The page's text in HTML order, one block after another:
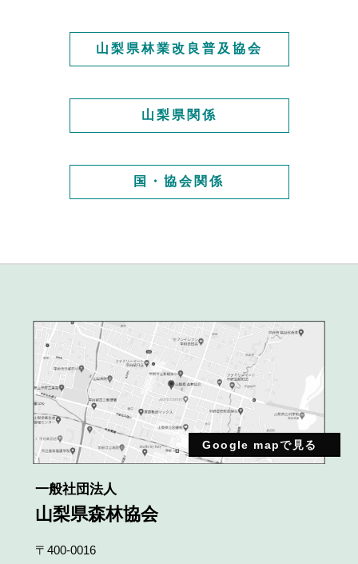
山梨県林業改良普及協会
山梨県関係
国・協会関係
Google mapで見る
一般社団法人
山梨県森林協会
〒400-0016